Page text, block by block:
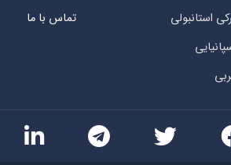
استانبولی
تماس با ما